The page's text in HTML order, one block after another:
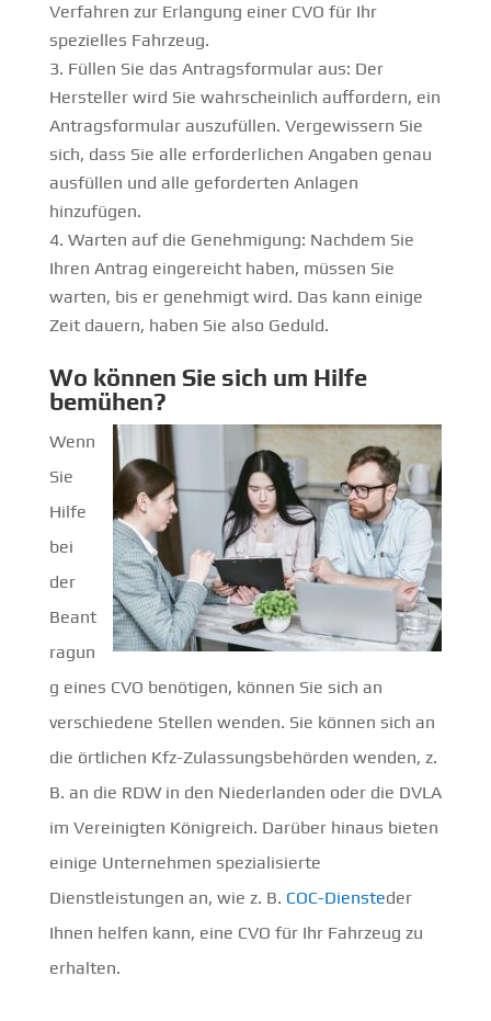
Verfahren zur Erlangung einer CVO für Ihr
spezielles Fahrzeug.
Füllen Sie das Antragsformular aus: Der
Hersteller wird Sie wahrscheinlich auffordern, ein
Antragsformular auszufüllen. Vergewissern Sie
sich, dass Sie alle erforderlichen Angaben genau
ausfüllen und alle geforderten Anlagen
hinzufügen.
Warten auf die Genehmigung: Nachdem Sie
Ihren Antrag eingereicht haben, müssen Sie
warten, bis er genehmigt wird. Das kann einige
Zeit dauern, haben Sie also Geduld.
Wo können Sie sich um Hilfe
bemühen?
Wenn
Sie
Hilfe
bei
der
Beant
ragun
g eines CVO benötigen, können Sie sich an
verschiedene Stellen wenden. Sie können sich an
die örtlichen Kfz-Zulassungsbehörden wenden, z.
B. an die RDW in den Niederlanden oder die DVLA
im Vereinigten Königreich. Darüber hinaus bieten
einige Unternehmen spezialisierte
Dienstleistungen an, wie z. B. COC-Diensteder
Ihnen helfen kann, eine CVO für Ihr Fahrzeug zu
erhalten.